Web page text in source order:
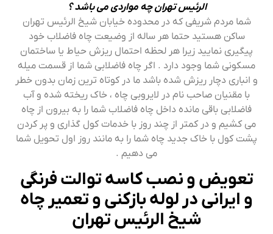
الرئیس تهران چه مواردی می باشد ؟
شما مردم شریفی که در محدوده خیابان شیخ الرئیس تهران
ساکن هستید حتما هر ساله از وضیعت چاه فاضلاب خود
پیگیری نمایید زیرا هر لحظه احتمال ریزش حیاط یا ساختمان
مسکونی شما وجود دارد . اگر چاه فاضلابی شما از قسمت میله
و انباری دچار ریزش شده باشد ما در کوتاه ترین زمان بدون خطر
با مقنیان صاحب نام در لایروبی چاه ، خاک ریخته شده و آب
فاضلابی باقی مانده داخل چاه فاضلاب شما را به بیرون از چاه
می کشیم و در کمتر از چند روز با خدمات کول گذاری و پر کردن
پشت کول با خاک جدید چاه شما را به مانند روز اول تحویل شما
می دهیم .
تعویض و نصب کاسه توالت فرنگی
و ایرانی در لوله بازکنی و تعمیر چاه
شیخ الرئیس تهران